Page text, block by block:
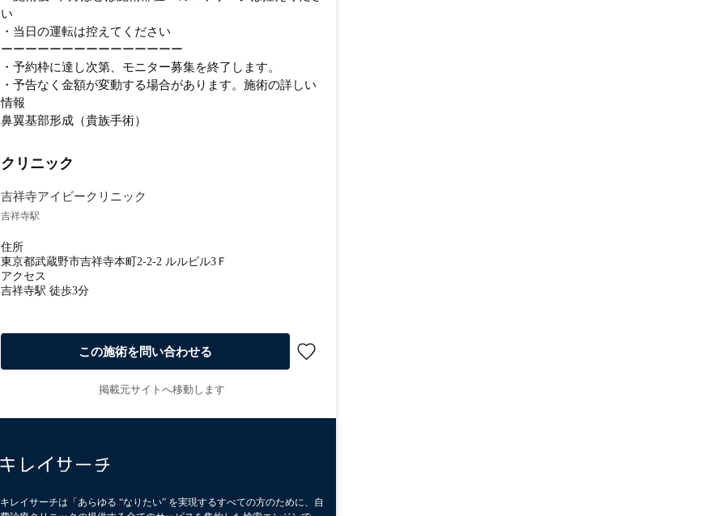
い
・当日の運転は控えてください
ーーーーーーーーーーーーーーー
・予約枠に達し次第、モニター募集を終了します。
・予告なく金額が変動する場合があります。施術の詳しい
情報
鼻翼基部形成（貴族手術）
クリニック
吉祥寺アイビークリニック
吉祥寺駅
住所
東京都武蔵野市吉祥寺本町2-2-2 ルルビル3Ｆ
アクセス
吉祥寺駅 徒歩3分
この施術を問い合わせる
掲載元サイトへ移動します
キレイサーチは「あらゆる “なりたい” を実現するすべての方のために、自